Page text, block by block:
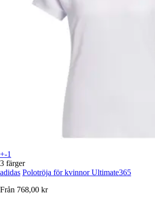
+-1
3 färger
adidas Polotröja för kvinnor Ultimate365
Från 768,00 kr